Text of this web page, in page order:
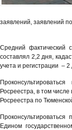
заявлений, заявлений
Средний фактический
составлял 2,2 дня,
учета и регистрации – 2
Росреестра, в том
Росреестра по
Едином